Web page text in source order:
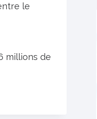
le
millions de